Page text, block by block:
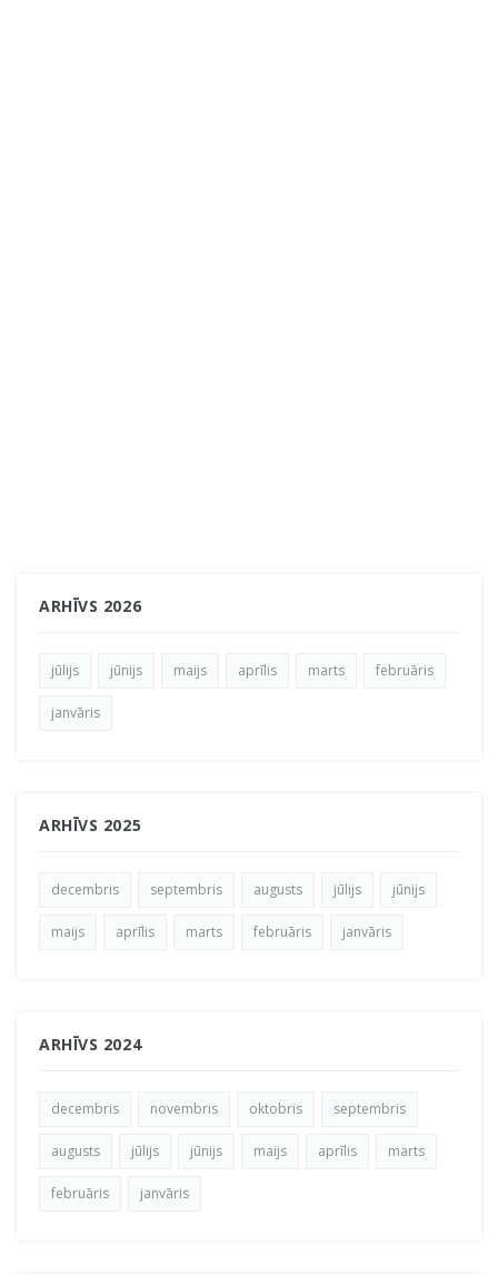
ARHĪVS 2026
jūlijs jūnijs maijs aprīlis marts februāris
janvāris
ARHĪVS 2025
decembris septembris augusts jūlijs jūnijs
maijs aprīlis marts februāris janvāris
ARHĪVS 2024
decembris novembris oktobris septembris
augusts jūlijs jūnijs maijs aprīlis marts
februāris janvāris